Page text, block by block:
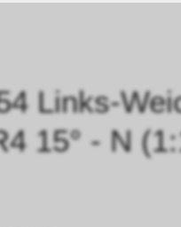
Links-
15° - N